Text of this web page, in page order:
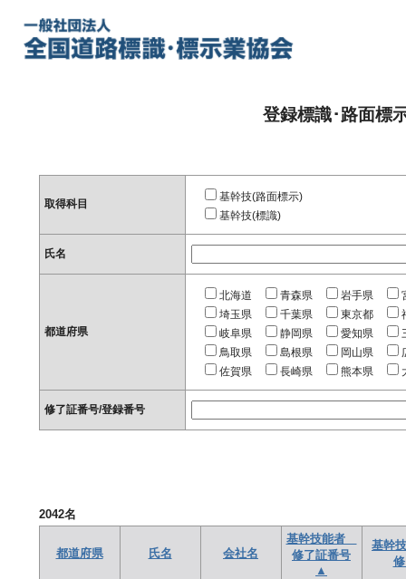
登録標識･路面標
取得科目
基幹技(路面標示)
基幹技(標識)
氏名
都道府県
北海道 青森県 岩手県
埼玉県
千葉県 東京都
岐阜県
静岡県 愛知県
鳥取県
島根県 岡山県
佐賀県
長崎県 熊本県
修了証番号/登録番号
2042名
都道府県 氏名 会社名
基幹技能者
修了証番号
▲
基幹